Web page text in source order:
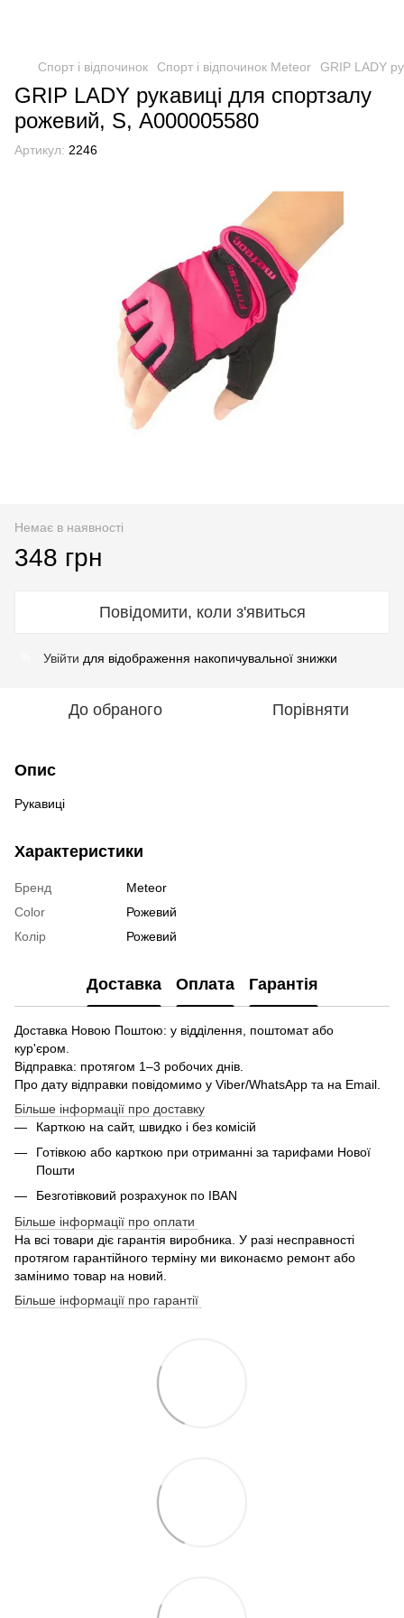
Спорт і відпочинок Спорт і відпочинок Meteor GRIP LADY
GRIP LADY рукавиці для спортзалу
рожевий, S, А000005580
Артикул: 2246
Немає в наявності
348 грн
Повідомити, коли з'явиться
Увійти для відображення накопичувальної знижки
До обраного Порівняти
Опис
Рукавиці
Характеристики
Бренд
Meteor
Color
Рожевий
Колір
Рожевий
Доставка Оплата Гарантія
Доставка Новою Поштою: у відділення, поштомат або
кур'єром.
Відправка: протягом 1–3 робочих днів.
Про дату відправки повідомимо у Viber/WhatsApp та на Email.
Більше інформації про доставку
Карткою на сайт, швидко і без комісій
Готівкою або карткою при отриманні за тарифами Нової
Пошти
Безготівковий розрахунок по IBAN
Більше інформації про оплати
На всі товари діє гарантія виробника. У разі несправності
протягом гарантійного терміну ми виконаємо ремонт або
замінимо товар на новий.
Більше інформації про гарантії